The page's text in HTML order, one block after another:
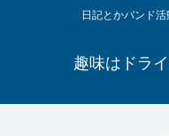
日記とかバンド活
趣味はドラ